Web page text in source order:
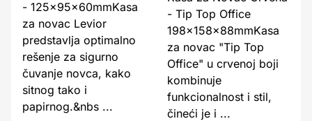
- 125x95x60mmKasa
za novac Levior
predstavlja optimalno
rešenje za sigurno
čuvanje novca, kako
sitnog tako i
papirnog.&nbs ...
- Tip Top Office
198x158x88mmKasa
za novac "Tip Top
Office" u crvenoj boji
kombinuje
funkcionalnost i stil,
čineći je i ...